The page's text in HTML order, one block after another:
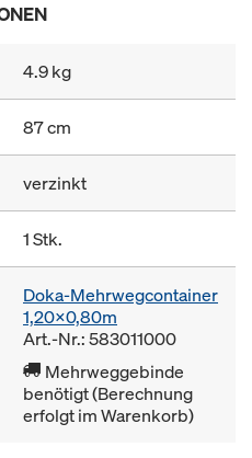
4.9 kg
87 cm
verzinkt
1 Stk.
Doka-Mehrwegcontainer
1,20x0,80m
Art.-Nr.: 583011000
Mehrweggebinde
benötigt (Berechnung
erfolgt im Warenkorb)